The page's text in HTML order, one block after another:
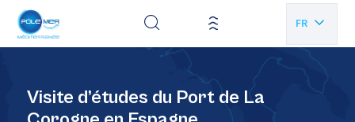
FR
Visite d’études du Port de La
Panneau de gestion des cookies